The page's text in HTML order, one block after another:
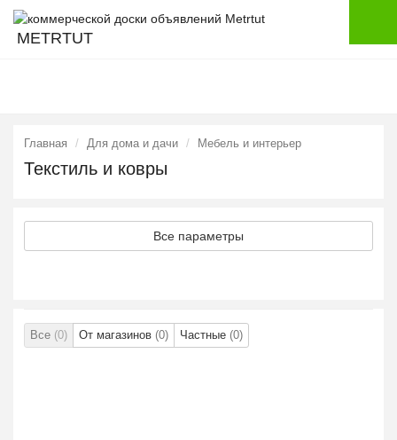
METRTUT
Главная Для дома и дачи Мебель и интерьер
Текстиль и ковры
Все параметры
Все (0) От магазинов (0) Частные (0)